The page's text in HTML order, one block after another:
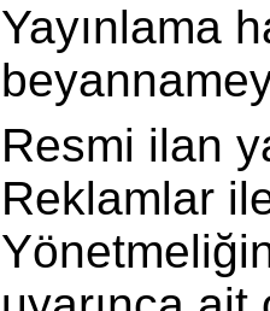
Yayınlama
Resmi ilan
Reklamlar